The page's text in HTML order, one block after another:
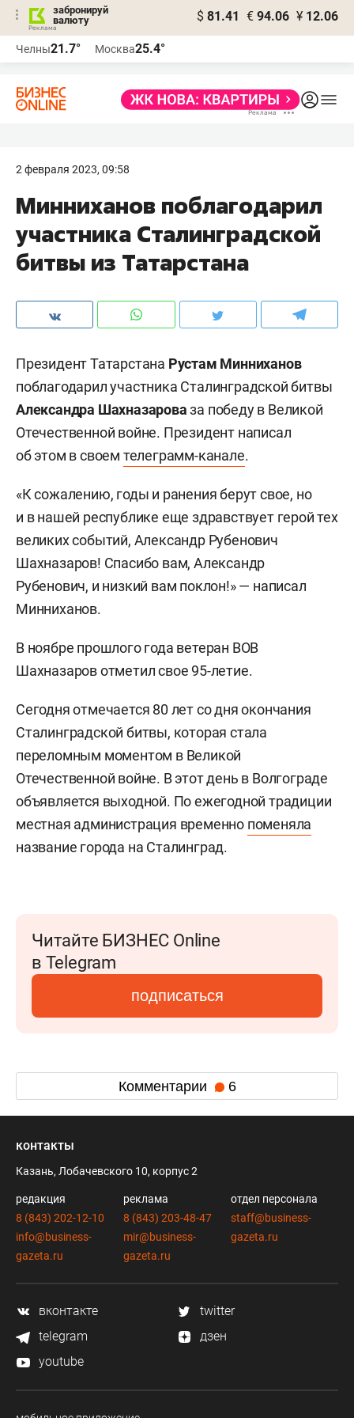
забронируй
валюту
$ 81.41 € 94.06 ¥ 12.06
Челны21.7° Москва25.4°
2 февраля 2023, 09:58
Минниханов поблагодарил
участника Сталинградской
битвы из Татарстана
Президент Татарстана Рустам Минниханов
поблагодарил участника Сталинградской битвы
Александра Шахназароваза победу в Великой
Отечественной войне. Президент написал
об этом в своем телеграмм-канале.
«К сожалению, годы и ранения берут свое, но
и в нашей республике еще здравствует герой тех
великих событий, Александр Рубенович
Шахназаров! Спасибо вам, Александр
Рубенович, и низкий вам поклон!» — написал
Минниханов.
В ноябре прошлого года ветеран ВОВ
Шахназаров отметил свое 95-летие.
Сегодня отмечается 80 лет со дня окончания
Сталинградской битвы, которая стала
переломным моментом в Великой
Отечественной войне. В этот день в Волгограде
объявляется выходной. По ежегодной традиции
местная администрация временно поменяла
название города на Сталинград.
Читайте БИЗНЕС Online
в Telegram
подписаться
Комментарии 6
контакты
Казань, Лобачевского 10, корпус 2
редакция
8 (843) 202-12-10
info@business-
gazeta.ru
реклама
8 (843) 203-48-47
mir@business-
gazeta.ru
отдел персонала
staff@business-
gazeta.ru
вконтакте
twitter
telegram
дзен
youtube